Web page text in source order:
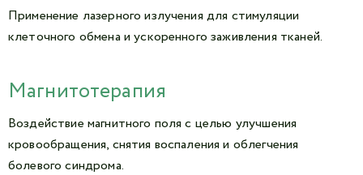
Применение лазерного излучения для стимуляции
клеточного обмена и ускоренного заживления тканей.
Магнитотерапия
Воздействие магнитного поля с целью улучшения
кровообращения, снятия воспаления и облегчения
болевого синдрома.